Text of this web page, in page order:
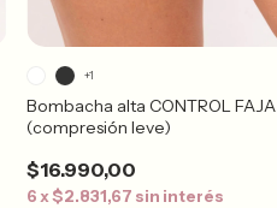
Bombacha alta CONTROL FAJA
(compresión leve)
$16.990,00
6x$2.831,67 sin interés
+1